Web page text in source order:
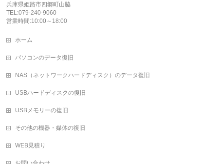
兵庫県姫路市四郷町山脇
TEL:079-240-9060
営業時間:10:00～18:00
ホーム
パソコンのデータ復旧
NAS（ネットワークハードディスク）のデータ復旧
USBハードディスクの復旧
USBメモリーの復旧
その他の機器・媒体の復旧
WEB見積り